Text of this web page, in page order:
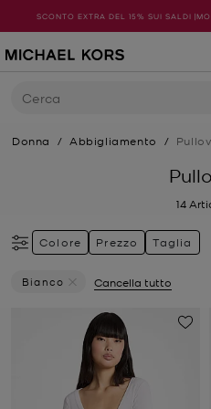
SCONTO EXTRA DEL 15% SUI SALDI
Cerca
Donna / Abbigliamento /
14
Colore Prezzo Taglia
Bianco
Cancella tutto